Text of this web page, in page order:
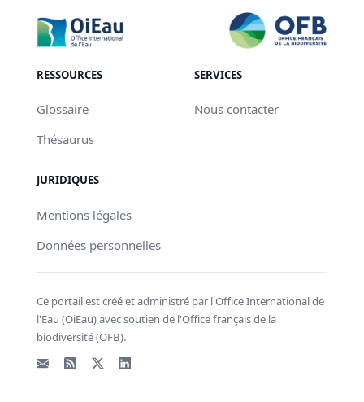
RESSOURCES
Glossaire
Thésaurus
SERVICES
Nous contacter
JURIDIQUES
Mentions légales
Données personnelles
Ce portail est créé et administré par l'Office International de
l'Eau (OiEau) avec soutien de l'Office français de la
biodiversité (OFB).